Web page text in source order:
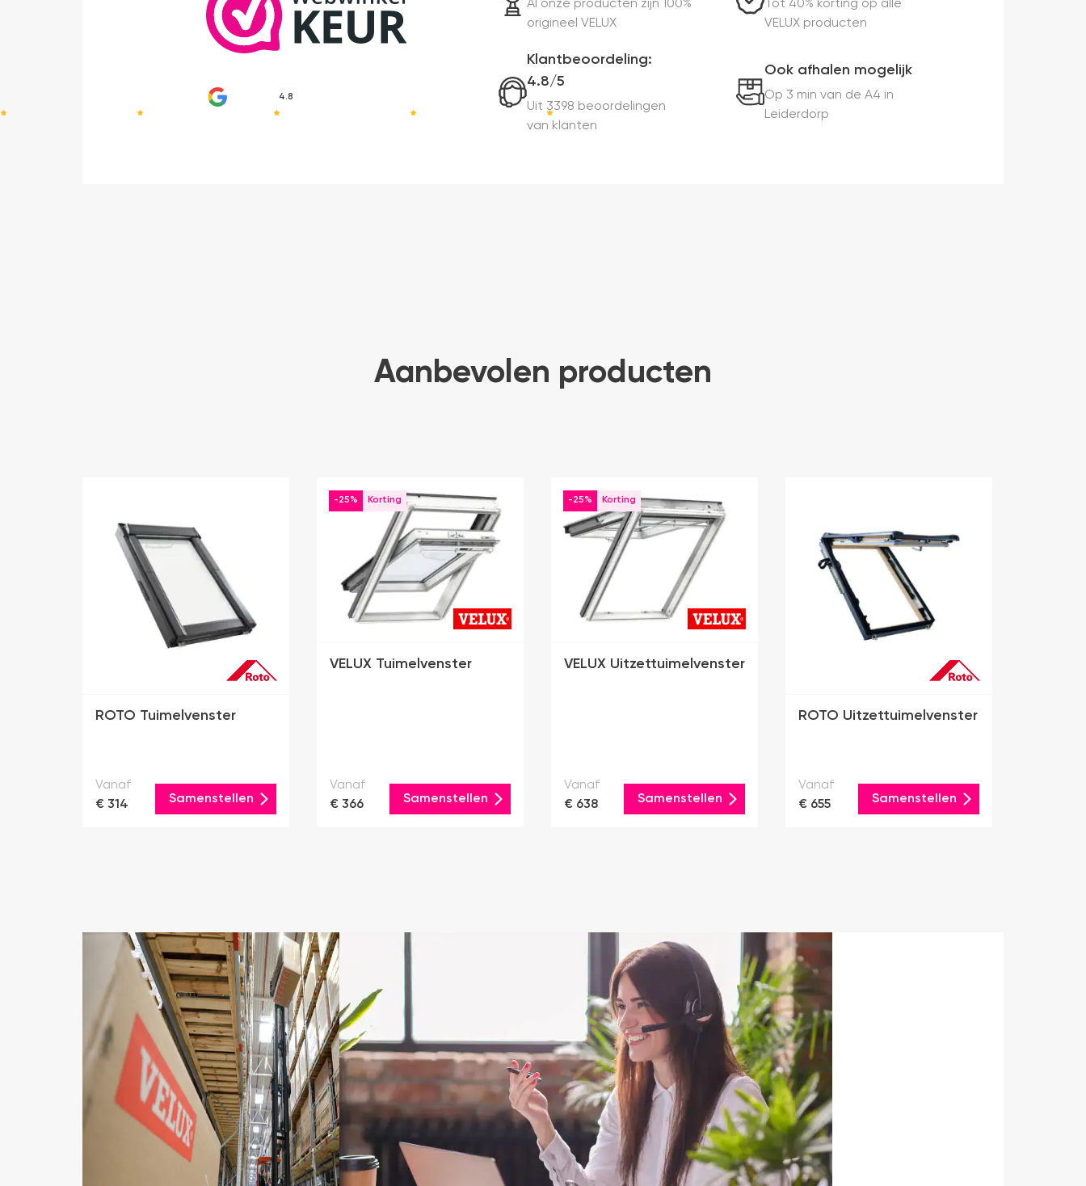
4.8
Al onze producten zijn 100%
origineel VELUX
Tot 40% korting op alle
VELUX producten
Klantbeoordeling:
4.8/5
Uit 3398 beoordelingen
van klanten
Ook afhalen mogelijk
Op 3 min van de A4 in
Leiderdorp
Aanbevolen producten
ROTO Tuimelvenster
Vanaf
€ 314
Samenstellen
-25%
VELUX Tuimelvenster
Vanaf
€ 366
Samenstellen
-25%
VELUX Uitzettuimelvenster
Vanaf
€ 638
Samenstellen
ROTO Uitzettuimelvenster
Vanaf
€ 655
Samenstellen